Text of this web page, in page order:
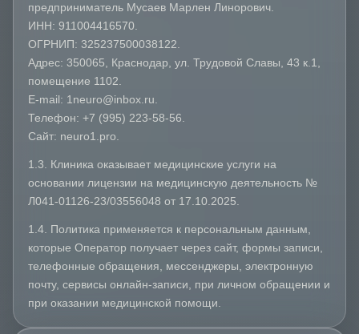
предприниматель Мусаев Марлен Линорович.
ИНН: 911004416570.
ОГРНИП: 325237500038122.
Адрес: 350065, Краснодар, ул. Трудовой Славы, 43 к.1,
помещение 1102.
E-mail: 1neuro@inbox.ru.
Телефон: +7 (995) 223-58-56.
Сайт: neuro1.pro.
1.3. Клиника оказывает медицинские услуги на
основании лицензии на медицинскую деятельность №
Л041-01126-23/03556048 от 17.10.2025.
1.4. Политика применяется к персональным данным,
которые Оператор получает через сайт, формы записи,
телефонные обращения, мессенджеры, электронную
почту, сервисы онлайн-записи, при личном обращении и
при оказании медицинской помощи.